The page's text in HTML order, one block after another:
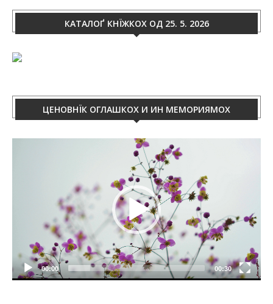
КАТАЛОҐ КНЇЖКОХ ОД 25. 5. 2026
ЦЕНОВНЇК ОГЛАШКОХ И ИН МЕМОРИЯМОХ
00:00 00:30